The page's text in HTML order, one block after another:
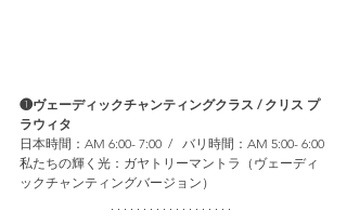
❶ヴェーディックチャンティングクラス / クリス プ
ラウィタ
日本時間：AM 6:00- 7:00  /   バリ時間：AM 5:00- 6:00
私たちの輝く光：ガヤトリーマントラ（ヴェーディ
ックチャンティングバージョン）